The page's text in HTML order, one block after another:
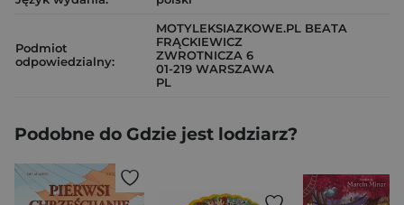
Podmiot
odpowiedzialny:
MOTYLEKSIAZKOWE.PL BEATA
FRĄCKIEWICZ
ZWROTNICZA 6
01-219 WARSZAWA
PL
Podobne do Gdzie jest lodziarz?